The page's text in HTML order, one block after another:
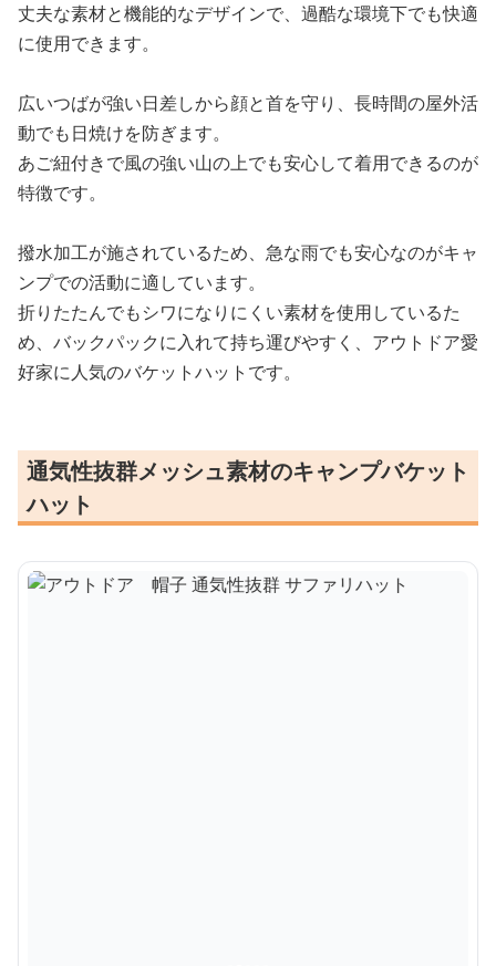
丈夫な素材と機能的なデザインで、過酷な環境下でも快適
に使用できます。
広いつばが強い日差しから顔と首を守り、長時間の屋外活
動でも日焼けを防ぎます。
あご紐付きで風の強い山の上でも安心して着用できるのが
特徴です。
撥水加工が施されているため、急な雨でも安心なのがキャ
ンプでの活動に適しています。
折りたたんでもシワになりにくい素材を使用しているた
め、バックパックに入れて持ち運びやすく、アウトドア愛
好家に人気のバケットハットです。
通気性抜群メッシュ素材のキャンプバケット
ハット